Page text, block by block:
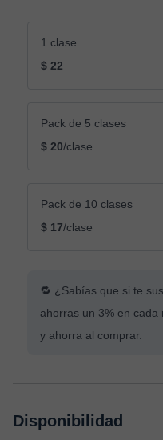
1 clase
$ 22
Pack de 5 clases
$ 20/clase
Pack de 10 clases
$ 17/clase
🔁 ¿Sabías que si te
ahorras un 3% en
y ahorra al comprar.
Disponibilidad